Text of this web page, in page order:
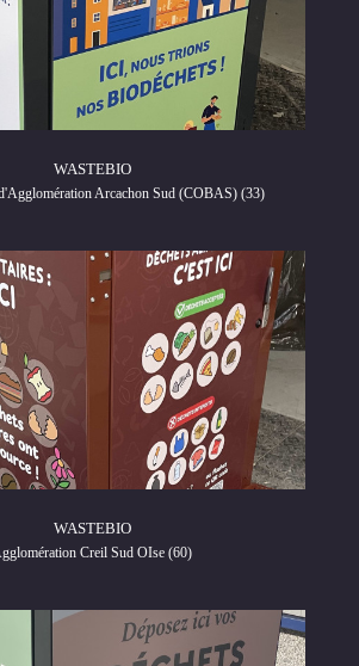
WASTEBIO
Arcachon Sud (COBAS) (33)
WASTEBIO
Creil Sud OIse (60)